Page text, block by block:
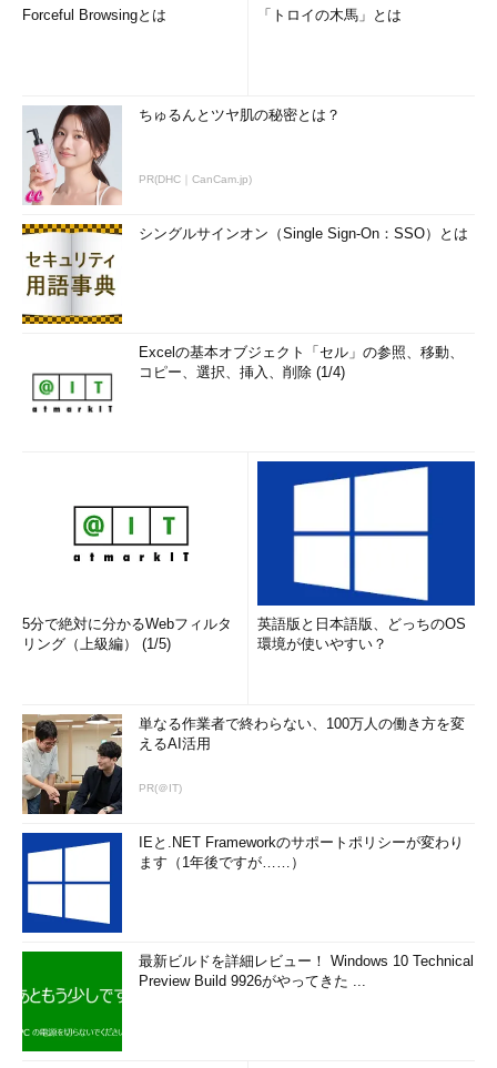
Forceful Browsingとは 「トロイの木馬」とは
ちゅるんとツヤ肌の秘密とは？
PR(DHC｜CanCam.jp)
シングルサインオン（Single Sign-On：SSO）とは
Excelの基本オブジェクト「セル」の参照、移動、
コピー、選択、挿入、削除 (1/4)
5分で絶対に分かるWebフィルタ
リング（上級編） (1/5)
英語版と日本語版、どっちのOS
環境が使いやすい？
単なる作業者で終わらない、100万人の働き方を変
えるAI活用
PR(＠IT)
IEと.NET Frameworkのサポートポリシーが変わり
ます（1年後ですが……）
最新ビルドを詳細レビュー！ Windows 10 Technical
Preview Build 9926がやってきた ...